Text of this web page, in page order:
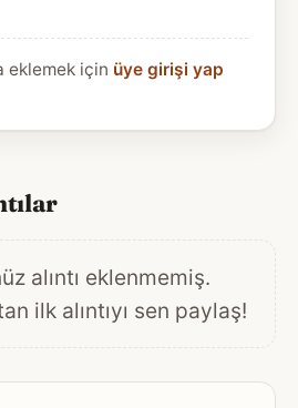
eklemek için üye girişi yap
alıntı eklenmemiş.
ilk alıntıyı sen paylaş!